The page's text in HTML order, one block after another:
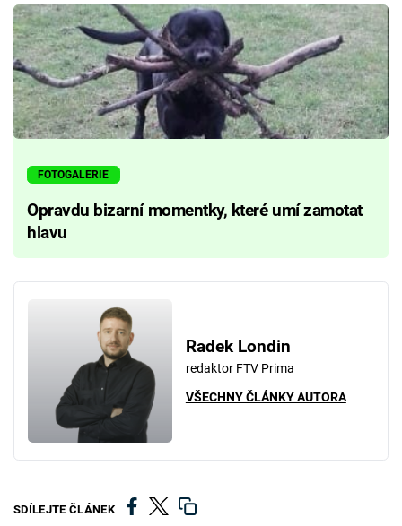
FOTOGALERIE
Opravdu bizarní momentky, které umí zamotat
hlavu
Radek Londin
redaktor FTV Prima
VŠECHNY ČLÁNKY AUTORA
SDÍLEJTE ČLÁNEK